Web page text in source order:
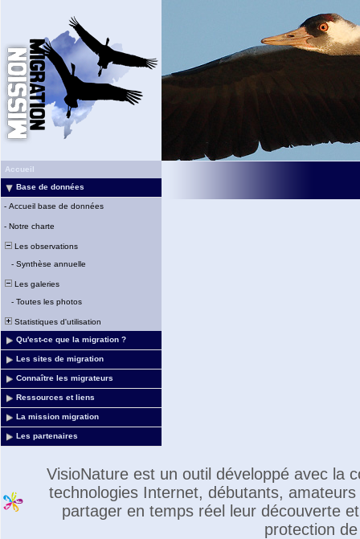
Accueil
Base de données
- Accueil base de données
- Notre charte
Les observations
- Synthèse annuelle
Les galeries
- Toutes les photos
Statistiques d'utilisation
Qu'est-ce que la migration ?
Les sites de migration
Connaître les migrateurs
Ressources et liens
La mission migration
Les partenaires
VisioNature est un outil développé avec la
technologies Internet, débutants,
partager en temps réel leur découverte
protection